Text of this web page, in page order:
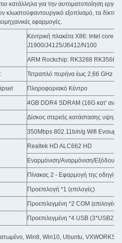
κατάλληλα για την αυτοματοποίηση
κλωστοϋφαντουργικό εξοπλισμό, τα
εφαρμογές.
Κεντρική πλακέτα X86: Intel core
J1900/J4125/J6412/N100
ARM Rockchip: RK3288 RK3566
Τετραπλό πυρήνα έως 2,66 GHz
Πληροφοριακό Κέντρο
4GB DDR4 SDRAM (16G κατ'
Δίσκος στερεής κατάστασης
350Mbps 802.11b/n/g Wifi
Realtek HD ALC662 HD
Εναρμόνιση/Αναρμόνιση/Εξόδου
Πίνακας 2 - Εφαρμογή της
Προεπιλογή *1 (επιλογές)
Προεπιλεγμένη *2 COM (επιλογές)
Προεπιλεγμένη *4 USB
Win8, Win10, Ubuntu, VXWORKS,